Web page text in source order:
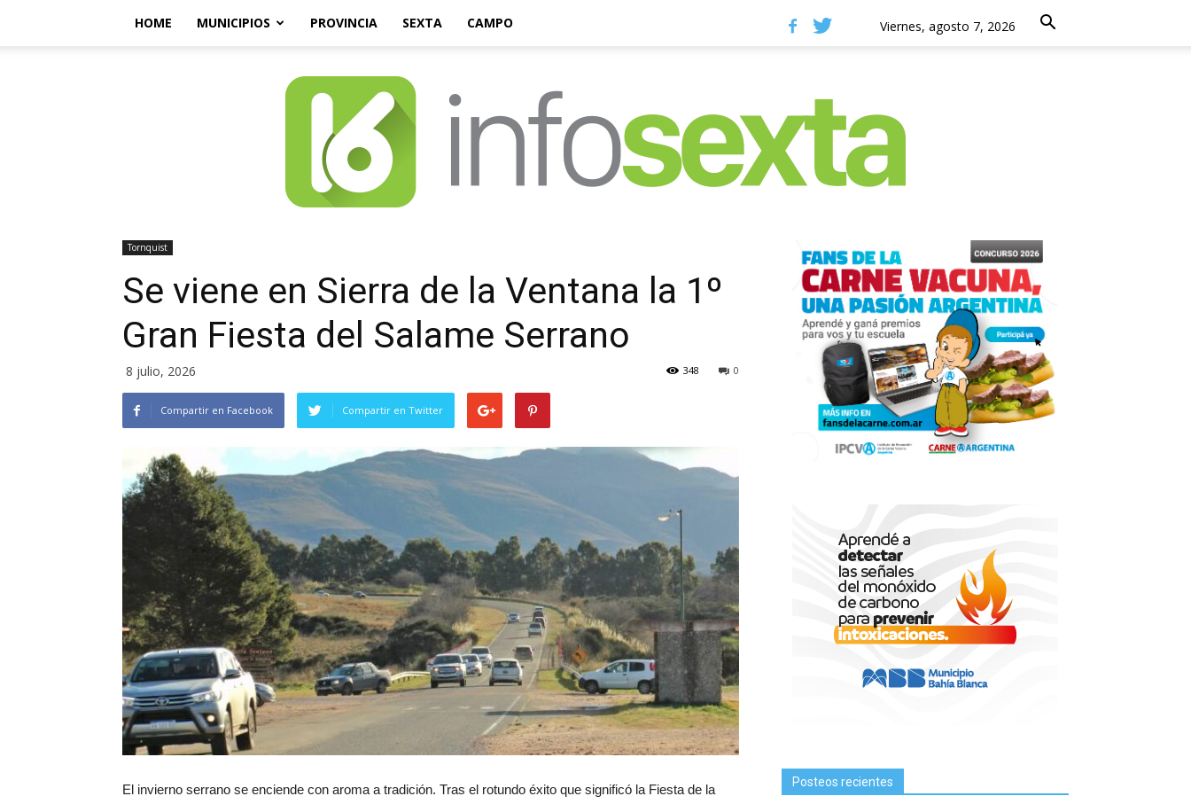
HOME MUNICIPIOS PROVINCIA SEXTA CAMPO Viernes, agosto 7, 2026
Tornquist
Se viene en Sierra de la Ventana la 1º
Gran Fiesta del Salame Serrano
8 julio, 2026 0
348
Compartir en Facebook Compartir en Twitter
El invierno serrano se enciende con aroma a tradición. Tras el rotundo éxito que significó la Fiesta de la
Posteos recientes